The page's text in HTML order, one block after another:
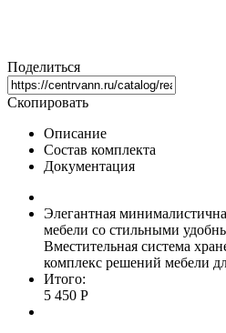
Поделиться
Скопировать
Описание
Состав комплекта
Документация
Элегантная
мебели со стильными
Вместительная система
комплекс решений мебели
Итого:
5 450 Р